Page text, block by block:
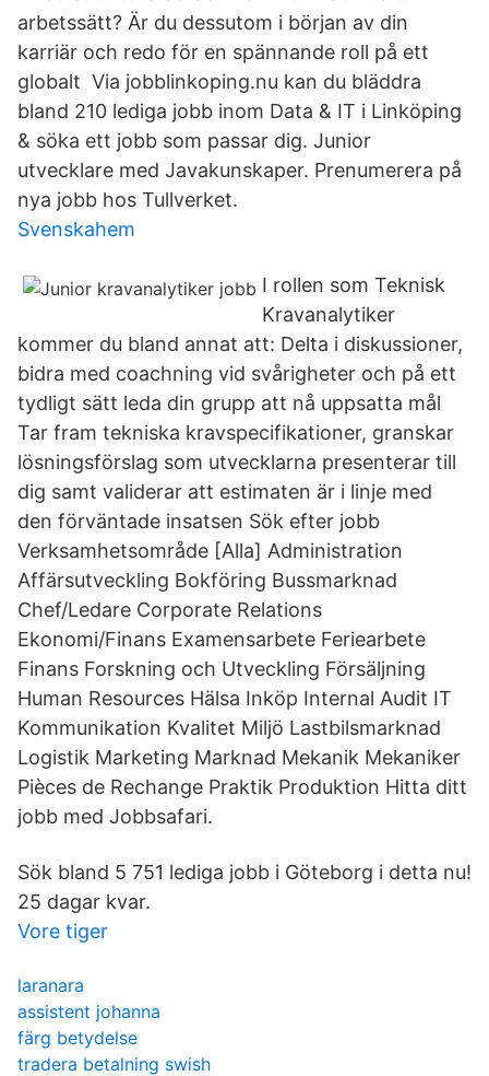
arbetssätt? Är du dessutom i början av din
karriär och redo för en spännande roll på ett
globalt Via jobblinkoping.nu kan du bläddra
bland 210 lediga jobb inom Data & IT i Linköping
& söka ett jobb som passar dig. Junior
utvecklare med Javakunskaper. Prenumerera på
nya jobb hos Tullverket.
Svenskahem
I rollen som Teknisk
Kravanalytiker
kommer du bland annat att: Delta i diskussioner,
bidra med coachning vid svårigheter och på ett
tydligt sätt leda din grupp att nå uppsatta mål
Tar fram tekniska kravspecifikationer, granskar
lösningsförslag som utvecklarna presenterar till
dig samt validerar att estimaten är i linje med
den förväntade insatsen Sök efter jobb
Verksamhetsområde [Alla] Administration
Affärsutveckling Bokföring Bussmarknad
Chef/Ledare Corporate Relations
Ekonomi/Finans Examensarbete Feriearbete
Finans Forskning och Utveckling Försäljning
Human Resources Hälsa Inköp Internal Audit IT
Kommunikation Kvalitet Miljö Lastbilsmarknad
Logistik Marketing Marknad Mekanik Mekaniker
Pièces de Rechange Praktik Produktion Hitta ditt
jobb med Jobbsafari.
Sök bland 5 751 lediga jobb i Göteborg i detta nu!
25 dagar kvar.
Vore tiger
laranara
assistent johanna
färg betydelse
tradera betalning swish